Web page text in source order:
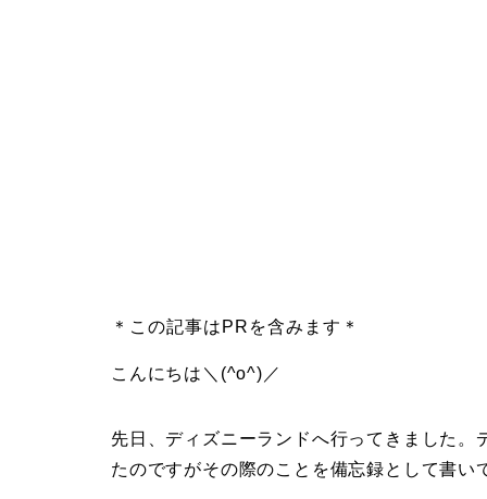
＊この記事はPRを含みます＊
こんにちは＼(^o^)／
先日、ディズニーランドへ行ってきました
たのですがその際のことを備忘録として書い